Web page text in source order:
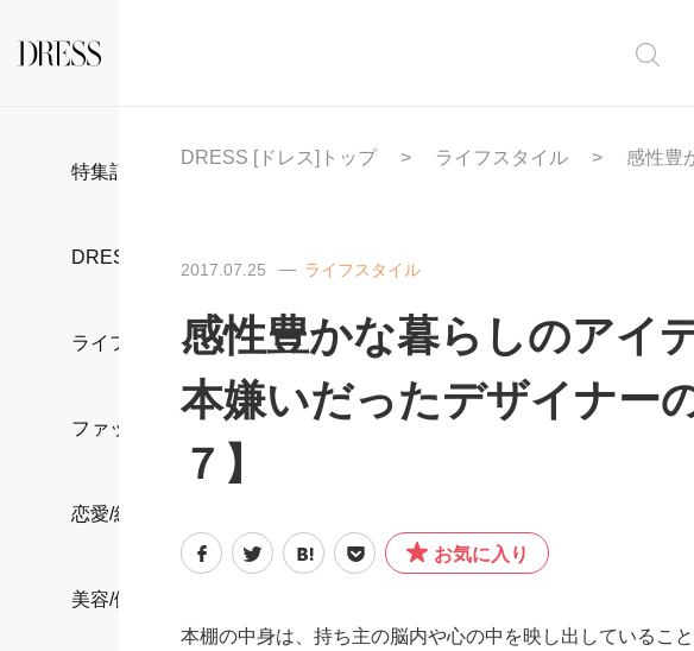
特集記事
DRESS部活
ライフスタイル
ファッション
恋愛/結婚/離婚
美容/健康
DRESS [ドレス]トップ ライフスタイル 感性豊
2017.07.25 ライフスタイル
感性豊かな暮らしのアイ
本嫌いだったデザイナー
７】
お気に入り
本棚の中身は、持ち主の脳内や心の中を映し出しているこ